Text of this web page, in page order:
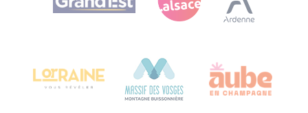
Bureau de Colmar (siège administratif)